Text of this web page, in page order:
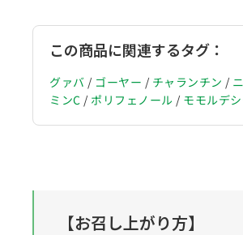
この商品に関連するタグ：
グァバ / ゴーヤー / チャランチン /
ミンC / ポリフェノール / モモルデ
【お召し上がり方】